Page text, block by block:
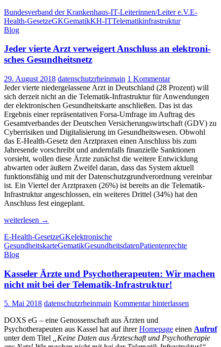
Infrastruktur
im
Dilemma
Bundesverband der Krankenhaus-IT-Leiterinnen/Leiter e.V.E-
Health-GesetzeGKGematikKH-ITTelematikinfrastruktur
Blog
Jeder vierte Arzt ver­wei­gert Anschluss an elek­tro­ni­
sches Gesund­heits­netz
29. August 2018 datenschutzrheinmain 1 Kommentar
Jeder vierte niedergelassene Arzt in Deutschland (28 Prozent) will
sich derzeit nicht an die Telematik-Infrastruktur für Anwendungen
der elektronischen Gesundheitskarte anschließen. Das ist das
Ergebnis einer repräsentativen Forsa-Umfrage im Auftrag des
Gesamtverbandes der Deutschen Versicherungswirtschaft (GDV) zu
Cyberrisiken und Digitalisierung im Gesundheitswesen. Obwohl
das E-Health-Gesetz den Arztpraxen einen Anschluss bis zum
Jahresende vorschreibt und andernfalls finanzielle Sanktionen
vorsieht, wollen diese Ärzte zunächst die weitere Entwicklung
abwarten oder äußern Zweifel daran, dass das System aktuell
funktionsfähig und mit der Datenschutzgrundverordnung vereinbar
ist. Ein Viertel der Arztpraxen (26%) ist bereits an die Telematik-
Infrastruktur angeschlossen, ein weiteres Drittel (34%) hat den
Anschluss fest eingeplant.
Jeder
Arzt
ver­
wei­
Anschluss
an
elek­
tro­
ni­
sches
Gesund­
heits­
netz
weiterlesen →
E-Health-GesetzeGKelektronische
GesundheitskarteGematikGesundheitsdatenPatientenrechte
Blog
Kasseler Ärzte und Psychotherapeuten: Wir machen
nicht mit bei der Telematik-Infrastruktur!
5. Mai 2018 datenschutzrheinmain Kommentar hinterlassen
DOXS eG – eine Genossenschaft aus Ärzten und
Psychotherapeuten aus Kassel hat auf ihrerHomepage einen Aufruf
unter dem Titel „Keine Daten aus Ärzteschaft und Psychotherapie